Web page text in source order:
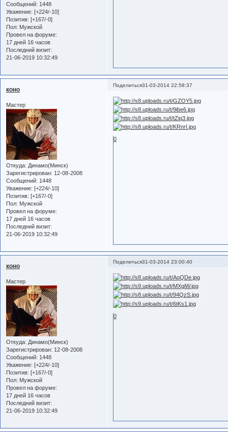
Сообщений: 1448
Уважение: [+224/-10]
Позитив: [+167/-0]
Пол: Мужской
Провел на форуме:
17 дней 16 часов
Последний визит:
21-06-2019 10:32:49
Поделиться31-03-2014 22:58:37
коно
Мастер
Откуда: Динамо(Минск)
Зарегистрирован: 12-08-2008
Сообщений: 1448
Уважение: [+224/-10]
Позитив: [+167/-0]
Пол: Мужской
Провел на форуме:
17 дней 16 часов
Последний визит:
21-06-2019 10:32:49
0
Поделиться31-03-2014 23:00:40
коно
Мастер
Откуда: Динамо(Минск)
Зарегистрирован: 12-08-2008
Сообщений: 1448
Уважение: [+224/-10]
Позитив: [+167/-0]
Пол: Мужской
Провел на форуме:
17 дней 16 часов
Последний визит:
21-06-2019 10:32:49
0